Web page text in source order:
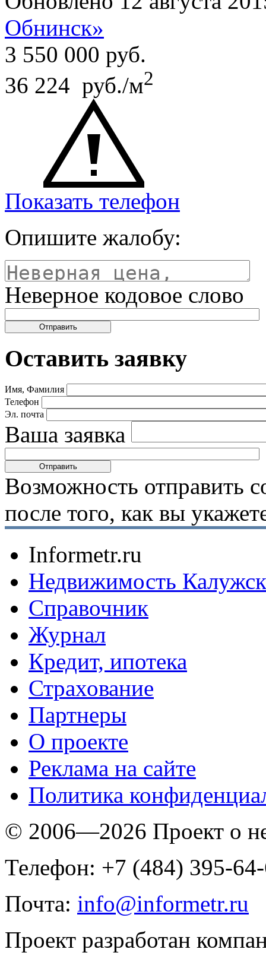
Обнинск»
3 550 000 руб.
36 224 руб./м2
Показать телефон
Опишите жалобу:
Неверное кодовое слово
Оставить заявку
Имя, Фамилия
Телефон
Эл. почта
Ваша заявка
Возможность отправить
после того, как вы
Informetr.ru
Недвижимость
Справочник
Журнал
Кредит, ипотека
Страхование
Партнеры
O проекте
Реклама на сайте
Политика
© 2006—2026 Проект о
Телефон: +7 (484) 395-
Почта: info@informetr.ru
Проект разработан